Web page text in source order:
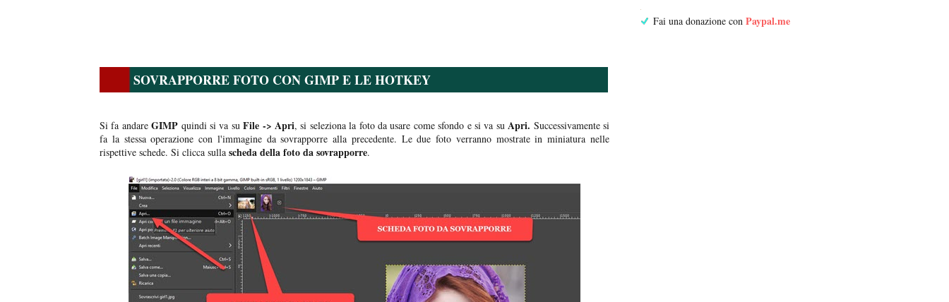
SOVRAPPORRE FOTO CON GIMP E LE HOTKEY
Si fa andareGIMP quindi si va suFile -> Apri, si seleziona la foto da usare come sfondo e si va suApri. Successivamente si
fa la stessa operazione con l'immagine da sovrapporre alla precedente. Le due foto verranno mostrate in miniatura nelle
rispettive schede. Si clicca sulla scheda della foto da sovrapporre.
Fai una donazione con Paypal.me